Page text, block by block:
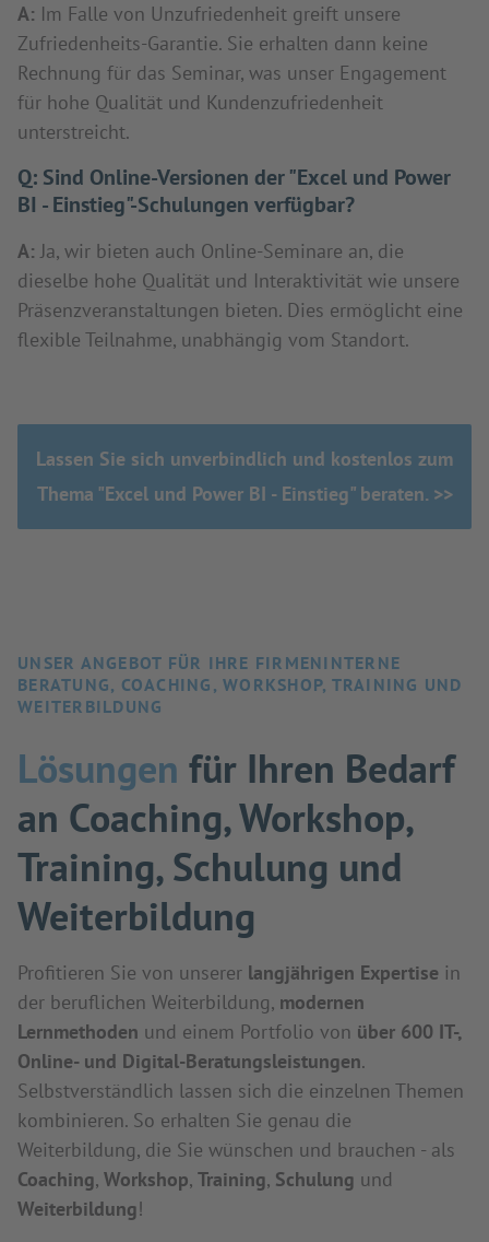
A: Im Falle von Unzufriedenheit greift unsere
Zufriedenheits-Garantie. Sie erhalten dann keine
Rechnung für das Seminar, was unser Engagement
für hohe Qualität und Kundenzufriedenheit
unterstreicht.
Q: Sind Online-Versionen der "Excel und Power
BI - Einstieg"-Schulungen verfügbar?
A: Ja, wir bieten auch Online-Seminare an, die
dieselbe hohe Qualität und Interaktivität wie unsere
Präsenzveranstaltungen bieten. Dies ermöglicht eine
flexible Teilnahme, unabhängig vom Standort.
Lassen Sie sich unverbindlich und kostenlos zum
Thema "Excel und Power BI - Einstieg" beraten. >>
UNSER ANGEBOT FÜR IHRE FIRMENINTERNE
BERATUNG, COACHING, WORKSHOP, TRAINING UND
WEITERBILDUNG
Lösungen für Ihren Bedarf
an Coaching, Workshop,
Training, Schulung und
Weiterbildung
Profitieren Sie von unserer langjährigen Expertise in
der beruflichen Weiterbildung, modernen
Lernmethoden und einem Portfolio von über 600 IT-,
Online- und Digital-Beratungsleistungen.
Selbstverständlich lassen sich die einzelnen Themen
kombinieren. So erhalten Sie genau die
Weiterbildung, die Sie wünschen und brauchen - als
Coaching, Workshop, Training, Schulung und
Weiterbildung!